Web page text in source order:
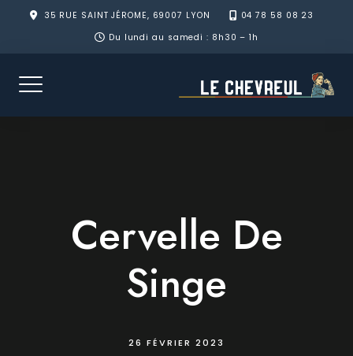
35 RUE SAINT JÉROME, 69007 LYON
04 78 58 08 23
Du lundi au samedi : 8h30 – 1h
Cervelle De
Singe
26 FÉVRIER 2023